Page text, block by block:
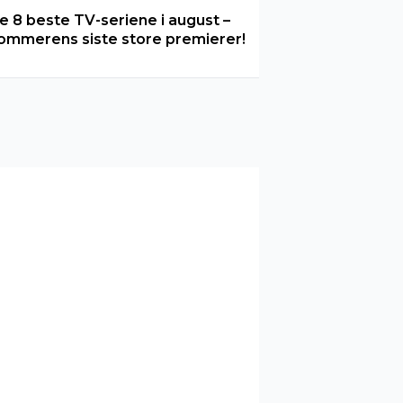
8 beste TV-seriene i august –
siste store premierer!